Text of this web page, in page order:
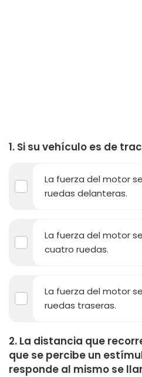
1. Si su vehículo es de
La fuerza del motor
ruedas delanteras.
La fuerza del motor
cuatro ruedas.
La fuerza del motor
ruedas traseras.
2. La distancia que
que se percibe un
responde al mismo se